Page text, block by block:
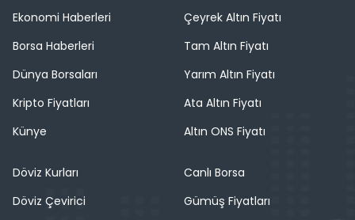
Ekonomi Haberleri
Borsa Haberleri
Dünya Borsaları
Kripto Fiyatları
Künye
Çeyrek Altın Fiyatı
Tam Altın Fiyatı
Yarım Altın Fiyatı
Ata Altın Fiyatı
Altın ONS Fiyatı
Döviz Kurları
Döviz Çevirici
Canlı Borsa
Gümüş Fiyatları